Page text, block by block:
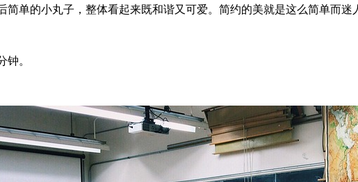
单的小丸子，整体看起来既和谐又可爱。简约的美就是这么简单而迷
。